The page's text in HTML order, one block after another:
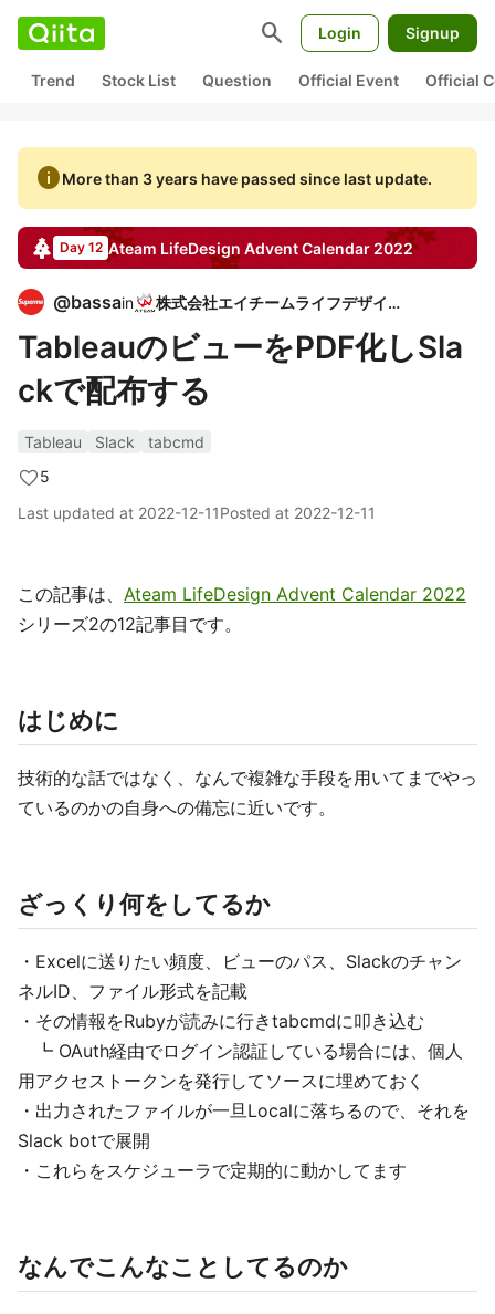
search Login Signup
Trend Stock List Question Official Event Official
infoMore than 3 years have passed since last update.
Day 12 Ateam LifeDesign Advent Calendar 2022
@bassain 株式会社エイチームライフデザイン
TableauのビューをPDF化しSla
ckで配布する
Tableau Slack
tabcmd
5
Last updated at 2022-12-11Posted at 2022-12-11
この記事は、 Ateam LifeDesign Advent Calendar 2022
シリーズ2の12記事目です。
はじめに
技術的な話ではなく、なんで複雑な手段を用いてまでやっ
ているのかの自身への備忘に近いです。
ざっくり何をしてるか
・Excelに送りたい頻度、ビューのパス、Slackのチャン
ネルID、ファイル形式を記載
・その情報をRubyが読みに行きtabcmdに叩き込む
┗ OAuth経由でログイン認証している場合には、個人
用アクセストークンを発行してソースに埋めておく
・出力されたファイルが一旦Localに落ちるので、それを
Slack botで展開
・これらをスケジューラで定期的に動かしてます
なんでこんなことしてるのか